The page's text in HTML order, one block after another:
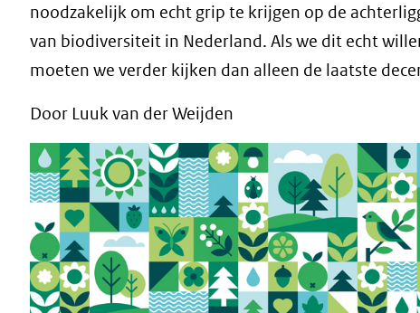
noodzakelijk om echt grip te krijgen op de
van biodiversiteit in Nederland. Als we dit echt
moeten we verder kijken dan alleen de laatste
Door Luuk van der Weijden